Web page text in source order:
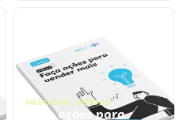
NEGÓCIOS, VENDAS
Faça ações para